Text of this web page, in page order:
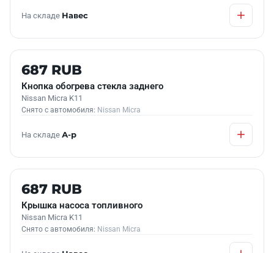
На складе Навес
Б/У В НАЛИЧИИ
687 RUB
Кнопка обогрева стекла заднего
Nissan Micra K11
Снято с автомобиля: Nissan Micra
На складе А-р
Б/У В НАЛИЧИИ
687 RUB
Крышка насоса топливного
Nissan Micra K11
Снято с автомобиля: Nissan Micra